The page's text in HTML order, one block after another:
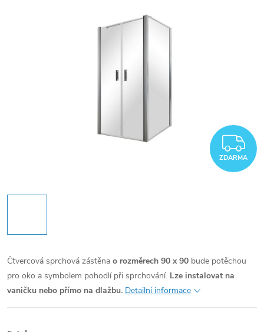
ZDARMA
Čtvercová sprchová zástěna o rozměrech 90 x 90 bude potěchou
pro oko a symbolem pohodlí při sprchování. Lze instalovat na
vaničku nebo přímo na dlažbu. Detailní informace